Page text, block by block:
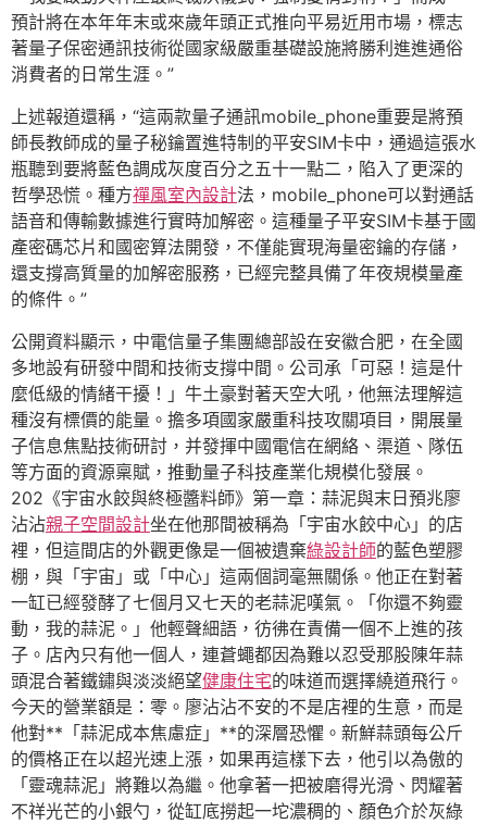
預計將在本年年末或來歲年頭正式推向平易近用市場，標志
著量子保密通訊技術從國家級嚴重基礎設施將勝利進進通俗
消費者的日常生涯。”
上述報道還稱，“這兩款量子通訊mobile_phone重要是將預
師長教師成的量子秘鑰置進特制的平安SIM卡中，通過這張水
瓶聽到要將藍色調成灰度百分之五十一點二，陷入了更深的
哲學恐慌。種方禪風室內設計法，mobile_phone可以對通話
語音和傳輸數據進行實時加解密。這種量子平安SIM卡基于國
產密碼芯片和國密算法開發，不僅能實現海量密鑰的存儲，
還支撐高質量的加解密服務，已經完整具備了年夜規模量產
的條件。”
公開資料顯示，中電信量子集團總部設在安徽合肥，在全國
多地設有研發中間和技術支撐中間。公司承「可惡！這是什
麼低級的情緒干擾！」牛土豪對著天空大吼，他無法理解這
種沒有標價的能量。擔多項國家嚴重科技攻關項目，開展量
子信息焦點技術研討，并發揮中國電信在網絡、渠道、隊伍
等方面的資源稟賦，推動量子科技產業化規模化發展。
202《宇宙水餃與終極醬料師》第一章：蒜泥與末日預兆廖
沾沾親子空間設計坐在他那間被稱為「宇宙水餃中心」的店
裡，但這間店的外觀更像是一個被遺棄綠設計師的藍色塑膠
棚，與「宇宙」或「中心」這兩個詞毫無關係。他正在對著
一缸已經發酵了七個月又七天的老蒜泥嘆氣。「你還不夠靈
動，我的蒜泥。」他輕聲細語，彷彿在責備一個不上進的孩
子。店內只有他一個人，連蒼蠅都因為難以忍受那股陳年蒜
頭混合著鐵鏽與淡淡絕望健康住宅的味道而選擇繞道飛行。
今天的營業額是：零。廖沾沾不安的不是店裡的生意，而是
他對**「蒜泥成本焦慮症」**的深層恐懼。新鮮蒜頭每公斤
的價格正在以超光速上漲，如果再這樣下去，他引以為傲的
「靈魂蒜泥」將難以為繼。他拿著一把被磨得光滑、閃耀著
不祥光芒的小銀勺，從缸底撈起一坨濃稠的、顏色介於灰綠